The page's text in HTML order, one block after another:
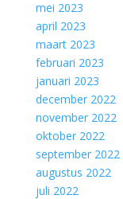
mei 2023
april 2023
maart 2023
februari 2023
januari 2023
december 2022
november 2022
oktober 2022
september 2022
augustus 2022
juli 2022